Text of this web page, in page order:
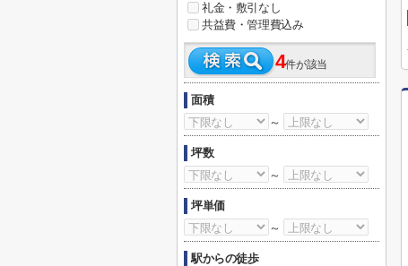
礼金・敷引なし
共益費・管理費込み
4件が該当
面積
～
坪数
～
坪単価
～
駅からの徒歩